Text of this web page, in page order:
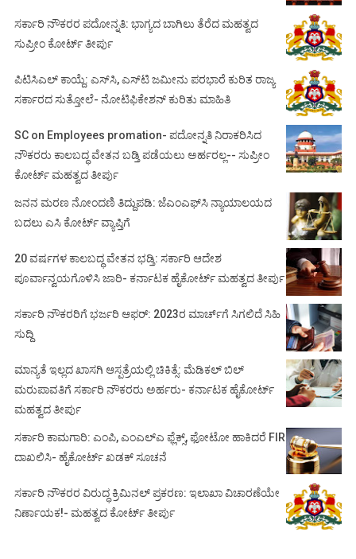
ಸರ್ಕಾರಿ ನೌಕರರ ಪದೋನ್ನತಿ: ಭಾಗ್ಯದ ಬಾಗಿಲು ತೆರೆದ ಮಹತ್ವದ
ಸುಪ್ರೀಂ ಕೋರ್ಟ್ ತೀರ್ಪು
ಪಿಟಿಸಿಎಲ್ ಕಾಯ್ದೆ: ಎಸ್‌ಸಿ, ಎಸ್‌ಟಿ ಜಮೀನು ಪರಭಾರೆ ಕುರಿತ ರಾಜ್ಯ
ಸರ್ಕಾರದ ಸುತ್ತೋಲೆ- ನೋಟಿಫಿಕೇಶನ್‌ ಕುರಿತು ಮಾಹಿತಿ
SC on Employees promation- ಪದೋನ್ನತಿ ನಿರಾಕರಿಸಿದ
ನೌಕರರು ಕಾಲಬದ್ಧ ವೇತನ ಬಡ್ತಿ ಪಡೆಯಲು ಅರ್ಹರಲ್ಲ-- ಸುಪ್ರೀಂ
ಕೋರ್ಟ್ ಮಹತ್ವದ ತೀರ್ಪು
ಜನನ ಮರಣ ನೋಂದಣಿ ತಿದ್ದುಪಡಿ: ಜೆಎಂಎಫ್‌ಸಿ ನ್ಯಾಯಾಲಯದ
ಬದಲು ಎಸಿ ಕೋರ್ಟ್‌ ವ್ಯಾಪ್ತಿಗೆ
20 ವರ್ಷಗಳ ಕಾಲಬದ್ಧ ವೇತನ ಭಡ್ತಿ: ಸರ್ಕಾರಿ ಆದೇಶ
ಪೂರ್ವಾನ್ವಯಗೊಳಿಸಿ ಜಾರಿ- ಕರ್ನಾಟಕ ಹೈಕೋರ್ಟ್ ಮಹತ್ವದ ತೀರ್ಪು
ಸರ್ಕಾರಿ ನೌಕರರಿಗೆ ಭರ್ಜರಿ ಆಫರ್: 2023ರ ಮಾರ್ಚ್‌ಗೆ ಸಿಗಲಿದೆ ಸಿಹಿ
ಸುದ್ದಿ
ಮಾನ್ಯತೆ ಇಲ್ಲದ ಖಾಸಗಿ ಆಸ್ಪತ್ರೆಯಲ್ಲಿ ಚಿಕಿತ್ಸೆ: ಮೆಡಿಕಲ್ ಬಿಲ್
ಮರುಪಾವತಿಗೆ ಸರ್ಕಾರಿ ನೌಕರರು ಅರ್ಹರು- ಕರ್ನಾಟಕ ಹೈಕೋರ್ಟ್
ಮಹತ್ವದ ತೀರ್ಪು
ಸರ್ಕಾರಿ ಕಾಮಗಾರಿ: ಎಂಪಿ, ಎಂಎಲ್‌ಎ ಫ್ಲೆಕ್ಸ್‌, ಫೋಟೋ ಹಾಕಿದರೆ FIR
ದಾಖಲಿಸಿ- ಹೈಕೋರ್ಟ್‌ ಖಡಕ್ ಸೂಚನೆ
ಸರ್ಕಾರಿ ನೌಕರರ ವಿರುದ್ಧ ಕ್ರಿಮಿನಲ್ ಪ್ರಕರಣ: ಇಲಾಖಾ ವಿಚಾರಣೆಯೇ
ನಿರ್ಣಾಯಕ!- ಮಹತ್ವದ ಕೋರ್ಟ್ ತೀರ್ಪು